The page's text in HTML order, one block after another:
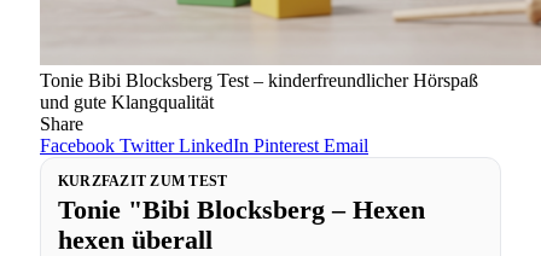
Tonie Bibi Blocksberg Test – kinderfreundlicher Hörspaß
und gute Klangqualität
Share
Facebook Twitter LinkedIn Pinterest Email
KURZFAZIT ZUM TEST
Tonie "Bibi Blocksberg – Hexen
hexen überall